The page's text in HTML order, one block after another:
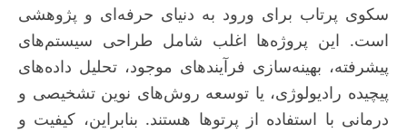
سکوی پرتاب برای ورود به دنیای حرفه‌ای و پژوهشی
است. این پروژه‌ها اغلب شامل طراحی سیستم‌های
پیشرفته، بهینه‌سازی فرآیندهای موجود، تحلیل داده‌های
پیچیده رادیولوژی، یا توسعه روش‌های نوین تشخیصی و
درمانی با استفاده از پرتوها هستند. بنابراین، کیفیت و